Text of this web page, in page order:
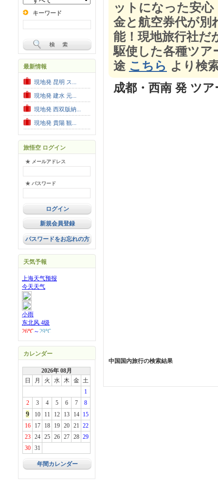
キーワード
最新情報
現地発 昆明 ス...
現地発 建水 元...
現地発 西双版納...
現地発 貴陽 観...
旅悟空 ログイン
★ メールアドレス
★ パスワード
新規会員登録
パスワードをお忘れの方
天気予報
カレンダー
2026年 08月
日
月 火 水 木 金 土
1
2
3 4 5 6 7 8
9 10 11 12 13 14
15
16
17 18 19 20 21 22
23
24 25 26 27 28 29
30
31
年間カレンダー
ットになった安
金と航空券代が別
能！現地旅行社だ
駆使した各種ツア
途 こちら より検
成都・西南 発 ツア
中国国内旅行の検索結果